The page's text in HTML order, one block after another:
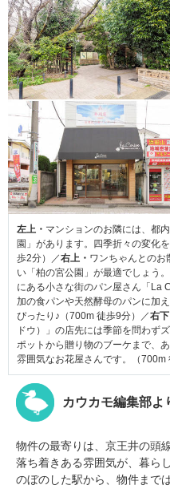
左上・ マンションのお隣には、都
園」があります。四季折々の変化
歩2分）／右上・ ワンちゃんとのお
い「柏の宮公園」が最適でしょう
にある小さな街のパン屋さん「La
加の食パンや天然酵母のパンに加
ぴったり♪（700m 徒歩9分）／右下
ドウ）」の店先には季節を問わず
ポットから贈り物のブーケまで、
雰囲気なお花屋さんです。（700m
カウカモ編集部よ
物件の最寄りは、京王井の頭
落ち着きある雰囲気が、暮ら
のぼのした駅から、物件まで